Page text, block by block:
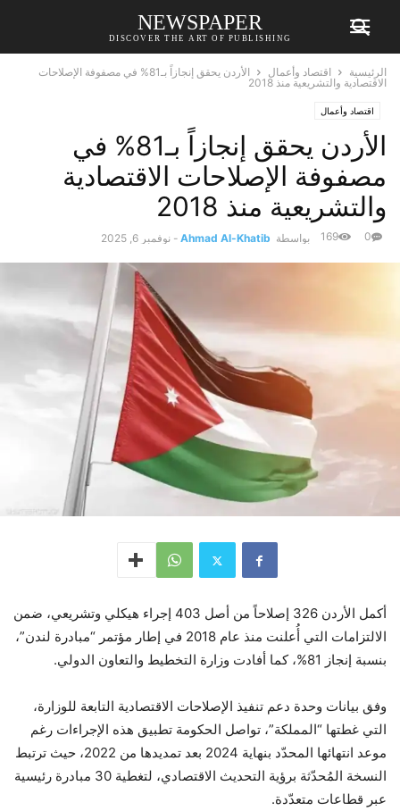
NEWSPAPER
DISCOVER THE ART OF PUBLISHING
الرئيسية اقتصاد وأعمال
الأردن يحقق إنجازاً بـ81% في مصفوفة الإصلاحات
الاقتصادية والتشريعية منذ 2018
اقتصاد وأعمال
الأردن يحقق إنجازاً بـ81% في
مصفوفة الإصلاحات الاقتصادية
والتشريعية منذ 2018
بواسطة Ahmad Al-Khatib
- نوفمبر 6, 2025 0
169
أكمل الأردن 326 إصلاحاً من أصل 403 إجراء هيكلي وتشريعي، ضمن
الالتزامات التي أُعلنت منذ عام 2018 في إطار مؤتمر “مبادرة لندن”،
بنسبة إنجاز 81%، كما أفادت وزارة التخطيط والتعاون الدولي.
وفق بيانات وحدة دعم تنفيذ الإصلاحات الاقتصادية التابعة للوزارة،
التي غطتها “المملكة”، تواصل الحكومة تطبيق هذه الإجراءات رغم
موعد انتهائها المحدّد بنهاية 2024 بعد تمديدها من 2022، حيث ترتبط
النسخة المُحدّثة برؤية التحديث الاقتصادي، لتغطية 30 مبادرة رئيسية
عبر قطاعات متعدّدة.